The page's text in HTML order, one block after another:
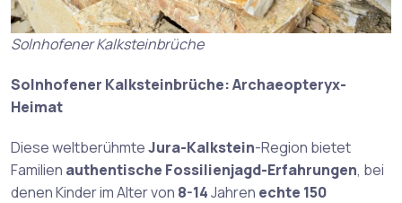
Solnhofener Kalksteinbrüche
Solnhofener Kalksteinbrüche: Archaeopteryx-
Heimat
Diese weltberühmteJura-Kalkstein-Region bietet
Familien authentische Fossilienjagd-Erfahrungen, bei
denen Kinder im Alter von 8-14Jahren echte 150